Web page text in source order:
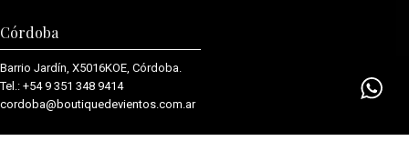
Córdoba
Barrio Jardín, X5016KOE, Córdoba.
Tel.: +54 9 351 348 9414
cordoba@boutiquedevientos.com. ar